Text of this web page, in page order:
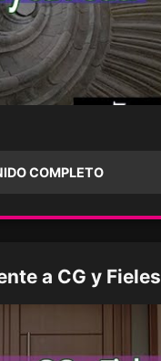
COMPLETO
a CG y Fieles